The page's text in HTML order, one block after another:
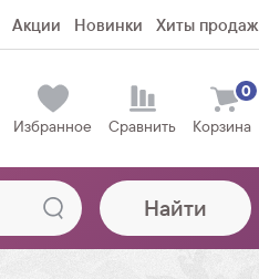
Акции Новинки Хиты продаж
Избранное Сравнить Корзина
0
Найти